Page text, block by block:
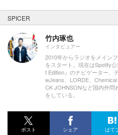
SPICER
竹内琢也
インタビュアー
2010年からラジオをメイン
をスタート。現在はSpotify
t Edition』のナビゲーター、
wJeans、LORDE、
CK JOHNSONなど国内外問
をしている。
ポスト シェア はて